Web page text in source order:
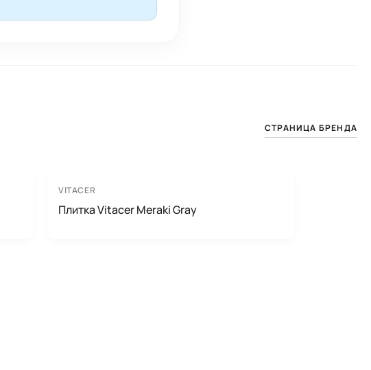
СТРАНИЦА БРЕНДА
VITACER
Плитка Vitacer Meraki Gray